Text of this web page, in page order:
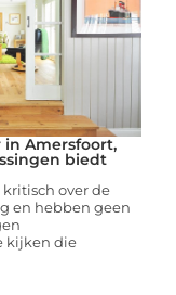
Amersfoort,
biedt
over de
en hebben geen
kijken die